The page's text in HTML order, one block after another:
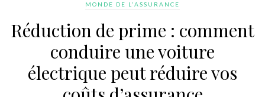
MONDE DE L'ASSURANCE
Réduction de prime : comment
conduire une voiture
électrique peut réduire vos